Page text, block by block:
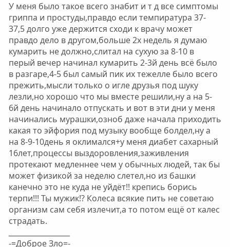
У меня было такое всего знабит и т д все симптомы
гриппа и простуды,правдо если темпиратура 37-
37,5 долго уже держится сходи к врачу может
правдо дело в другом,больше 2х недель я думаю
кумарить не должно,слитал на сухую за 8-10 в
перый вечер начинал кумарить 2-3й день всё было
в разгаре,4-5 был самый пик их тежелле было всего
прежить,мысли только о игле друзья под шуку
лезли,но хорошо что мы вместе решили,ну а на 5-
6й день начинало отпускать и вот в эти дни у меня
начинались мурашки,озноб даже начала приходить
какая то эйфория под музыку вообще болдел,ну а
на 8-9-10день я оклимался+у меня диабет сахарный
16лет,процессы выздоровления,заживления
протекают медленнее чем у обычных людей, так бы
может физикой за неделю слетел,но из башки
канечно это не куда не уйдёт!! крепись борись
терпи!!! Ты мужик!? Колеса всякие пить не советаю
организм сам себя излечит,а то потом ещё от калес
страдать.
-=Доброе Зло=-